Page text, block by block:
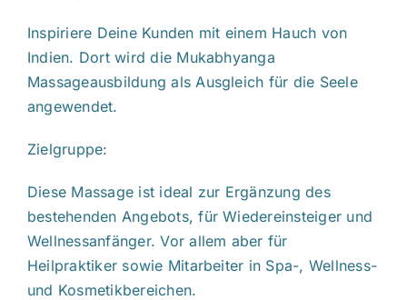
Inspiriere Deine Kunden mit einem Hauch von
Indien. Dort wird die Mukabhyanga
Massageausbildung als Ausgleich für die Seele
angewendet.
Zielgruppe:
Diese Massage ist ideal zur Ergänzung des
bestehenden Angebots, für Wiedereinsteiger und
Wellnessanfänger. Vor allem aber für
Heilpraktiker sowie Mitarbeiter in Spa-, Wellness-
und Kosmetikbereichen.